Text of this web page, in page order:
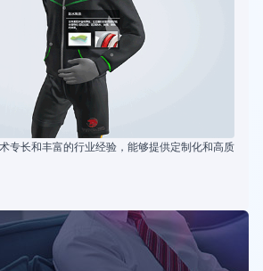
专长和丰富的行业经验，能够提供定制化和高质